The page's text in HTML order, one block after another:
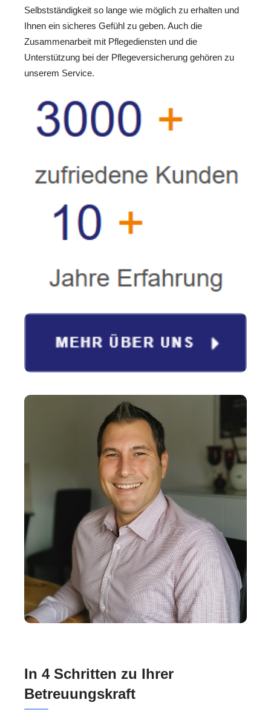
Selbstständigkeit so lange wie möglich zu erhalten und
Ihnen ein sicheres Gefühl zu geben. Auch die
Zusammenarbeit mit Pflegediensten und die
Unterstützung bei der Pflegeversicherung gehören zu
unserem Service.
In 4 Schritten zu Ihrer
Betreuungskraft